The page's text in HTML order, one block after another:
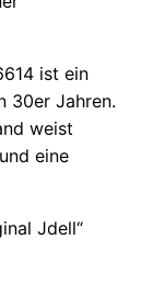
ist ein
30er Jahren.
weist
eine
Jdell“